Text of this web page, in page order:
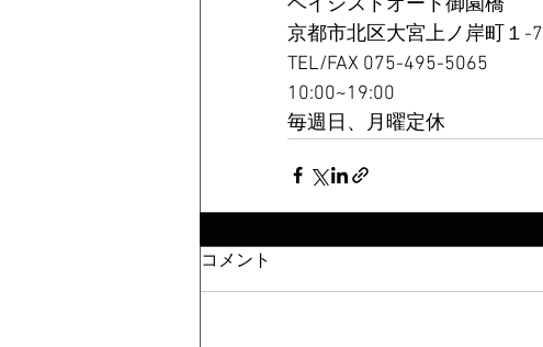
ベイシストオート御園橋
京都市北区大宮上ノ岸町１-7
TEL/FAX 075-495-5065
10:00~19:00
毎週日、月曜定休
コメント